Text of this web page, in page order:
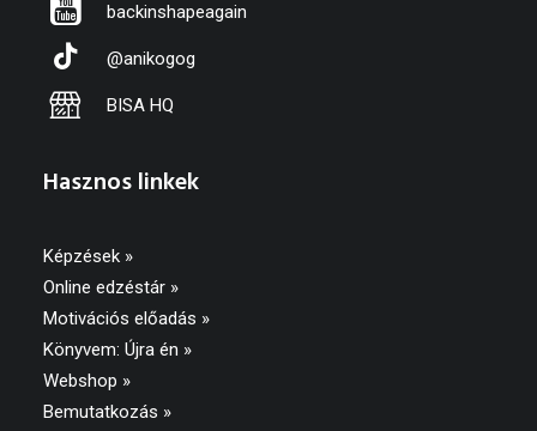
backinshapeagain
@anikogog
BISA HQ
Hasznos linkek
Képzések »
Online edzéstár »
Motivációs előadás »
Könyvem: Újra én »
Webshop »
Bemutatkozás »